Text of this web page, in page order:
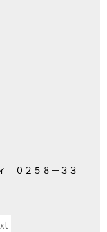
０２５８－３３